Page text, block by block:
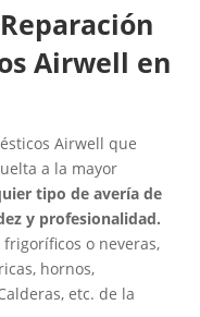
Airwell en
Airwell que
a la mayor
tipo de avería de
y profesionalidad.
o neveras,
hornos,
etc. de la